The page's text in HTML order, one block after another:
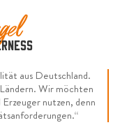
aus Deutschland.
Wir möchten
nutzen, denn
“